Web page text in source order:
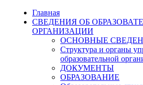
Главная
СВЕДЕНИЯ ОБ
ОРГАНИЗАЦИИ
ОСНОВНЫЕ
Структура и органы
образовательной
ДОКУМЕНТЫ
ОБРАЗОВАНИЕ